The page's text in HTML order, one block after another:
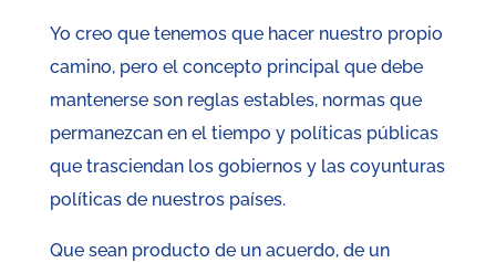
Yo creo que tenemos que hacer nuestro propio
camino, pero el concepto principal que debe
mantenerse son reglas estables, normas que
permanezcan en el tiempo y políticas públicas
que trasciendan los gobiernos y las coyunturas
políticas de nuestros países.
Que sean producto de un acuerdo, de un